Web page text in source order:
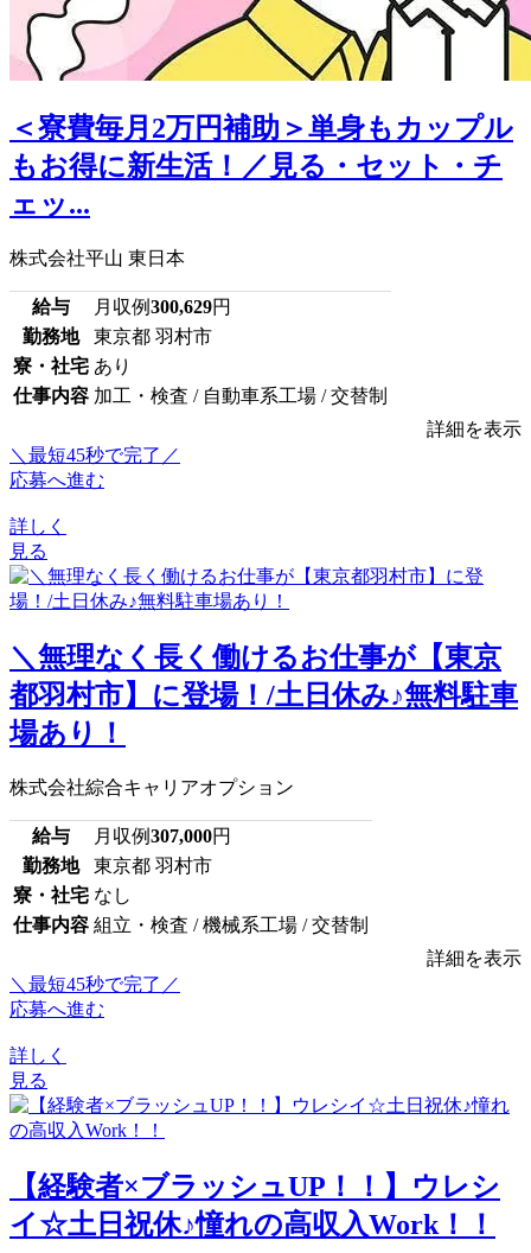
＜寮費毎月2万円補助＞単身もカップル
もお得に新生活！／見る・セット・チ
ェッ...
株式会社平山 東日本
給与 月収例300,629円
勤務地
東京都 羽村市
寮・社宅 あり
仕事内容 加工・検査 / 自動車系工場 / 交替制
詳細を表示
＼最短45秒で完了／
応募へ進む
詳しく
見る
＼無理なく長く働けるお仕事が【東京
都羽村市】に登場！/土日休み♪無料駐車
場あり！
株式会社綜合キャリアオプション
給与 月収例307,000円
勤務地
東京都 羽村市
寮・社宅 なし
仕事内容 組立・検査 / 機械系工場 / 交替制
詳細を表示
＼最短45秒で完了／
応募へ進む
詳しく
見る
【経験者×ブラッシュUP！！】ウレシ
イ☆土日祝休♪憧れの高収入Work！！